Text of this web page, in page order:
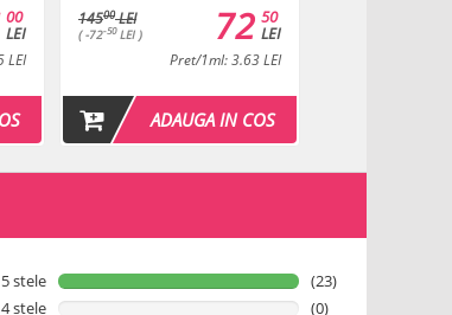
00
LEI
LEI
14500LEI
( -72-50LEI )
50
LEI
72
Pret/1ml: 3.63 LEI
ADAUGA IN COS
5 stele
(23)
4 stele
(0)